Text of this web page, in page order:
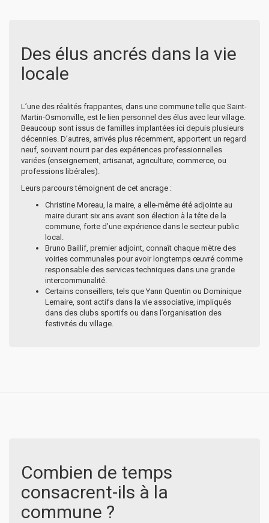
Des élus ancrés dans la vie
locale
L’une des réalités frappantes, dans une commune telle que Saint-
Martin-Osmonville, est le lien personnel des élus avec leur village.
Beaucoup sont issus de familles implantées ici depuis plusieurs
décennies. D’autres, arrivés plus récemment, apportent un regard
neuf, souvent nourri par des expériences professionnelles
variées (enseignement, artisanat, agriculture, commerce, ou
professions libérales).
Leurs parcours témoignent de cet ancrage :
Christine Moreau, la maire, a elle-même été adjointe au
maire durant six ans avant son élection à la tête de la
commune, forte d’une expérience dans le secteur public
local.
Bruno Baillif, premier adjoint, connaît chaque mètre des
voiries communales pour avoir longtemps œuvré comme
responsable des services techniques dans une grande
intercommunalité.
Certains conseillers, tels que Yann Quentin ou Dominique
Lemaire, sont actifs dans la vie associative, impliqués
dans des clubs sportifs ou dans l’organisation des
festivités du village.
Combien de temps
consacrent-ils à la
commune ?